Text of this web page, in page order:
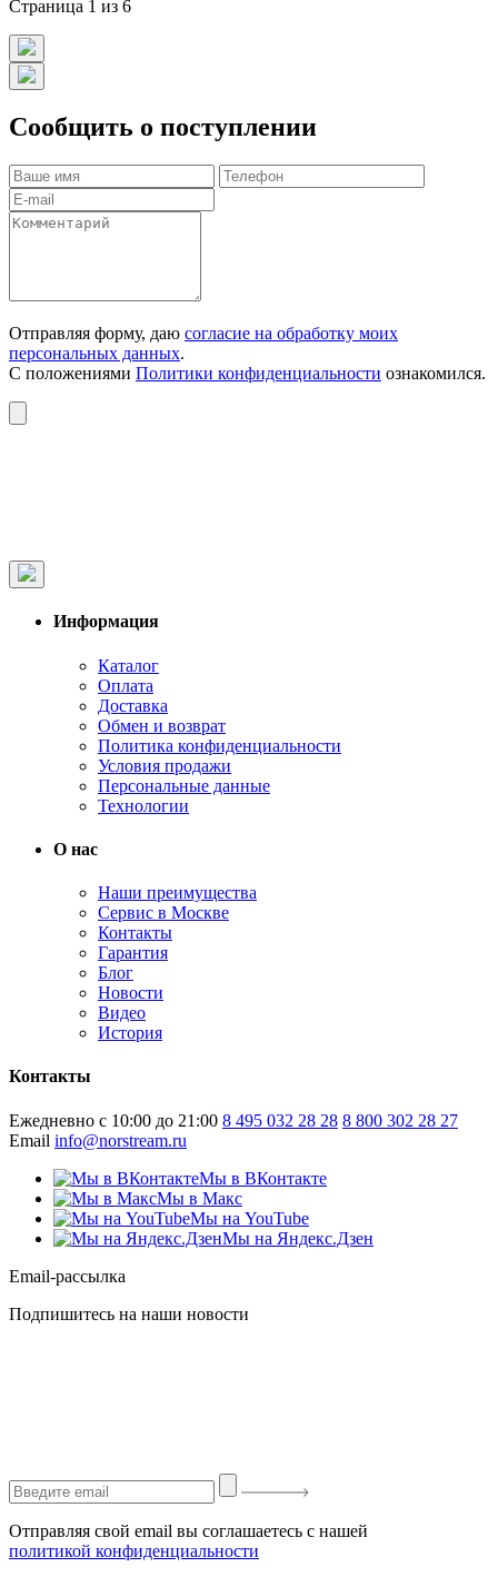
Страница 1 из 6
Сообщить о поступлении
Отправляя форму, даю согласие на обработку моих
персональных данных.
С положениями Политики конфиденциальности ознакомился.
Информация
Каталог
Оплата
Доставка
Обмен и возврат
Политика конфиденциальности
Условия продажи
Персональные данные
Технологии
О нас
Наши преимущества
Сервис в Москве
Контакты
Гарантия
Блог
Новости
Видео
История
Контакты
Ежедневно с 10:00 до 21:00 8 495 032 28 28 8 800 302 28 27
Email info@norstream.ru
Мы в ВКонтакте
Мы в Макс
Мы на YouTube
Мы на Яндекс.Дзен
Email-рассылка
Подпишитесь на наши новости
Отправляя свой email вы соглашаетесь с нашей
политикой конфиденциальности